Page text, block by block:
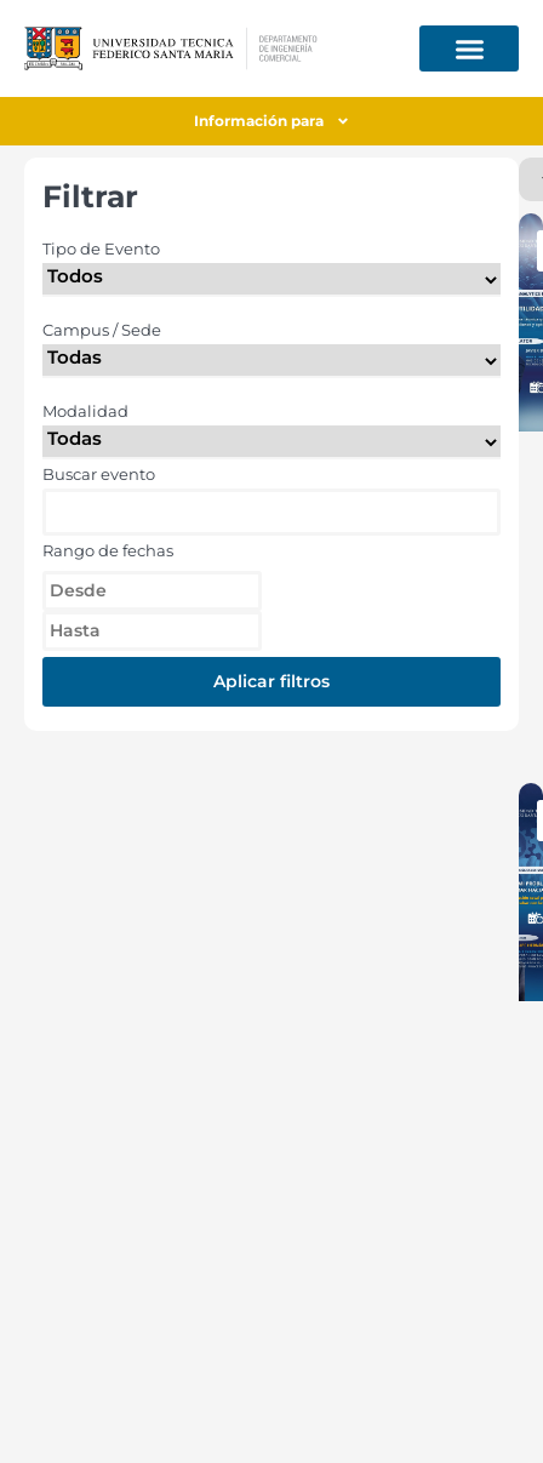
Información para
Filtrar
Tipo de Evento
Campus / Sede
Modalidad
Buscar evento
Rango de fechas
Aplicar filtros